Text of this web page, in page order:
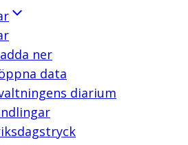
ner
data
diarium